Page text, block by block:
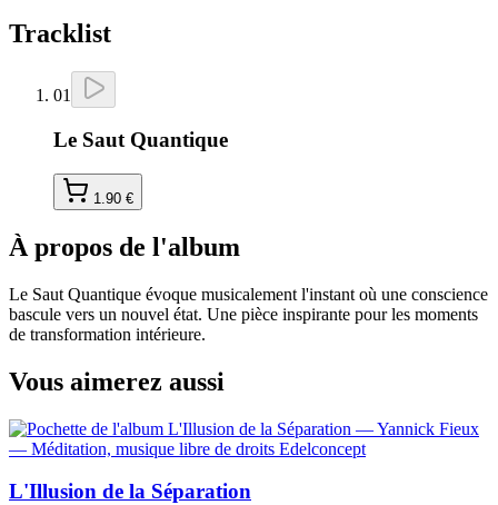
Tracklist
01
Le Saut Quantique
1.90 €
À propos de l'album
Le Saut Quantique évoque musicalement l'instant où une conscience
bascule vers un nouvel état. Une pièce inspirante pour les moments
de transformation intérieure.
Vous aimerez aussi
L'Illusion de la Séparation